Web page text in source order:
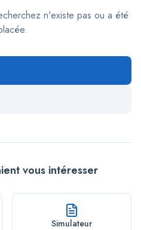
n'existe pas ou a été
vous intéresser
Simulateur